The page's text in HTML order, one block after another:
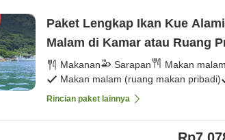
Paket Lengkap Ikan Kue
Malam di Kamar atau Ruang
[Sarapan]
Makanan Sarapan
Makan malam
Makan malam (ruang makan pribadi)
Rincian paket lainnya